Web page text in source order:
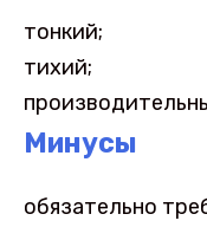
тонкий;
тихий;
Минусы
обязательно